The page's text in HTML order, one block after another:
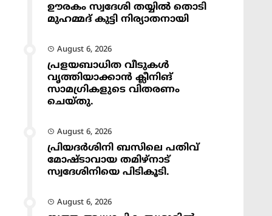
ഊരകം സ്വദേശി തയ്യിൽ തൊടി
മുഹമ്മദ് കുട്ടി നിര്യാതനായി
August 6, 2026
പ്രളയബാധിത വീടുകൾ
വൃത്തിയാക്കാൻ ക്ലീനിങ്
സാമഗ്രികളുടെ വിതരണം
ചെയ്തു.
August 6, 2026
പ്രിയദർശിനി ബസിലെ പതിവ്
മോഷ്ടാവായ തമിഴ്നാട്
സ്വദേശിനിയെ പിടികൂടി.
August 6, 2026